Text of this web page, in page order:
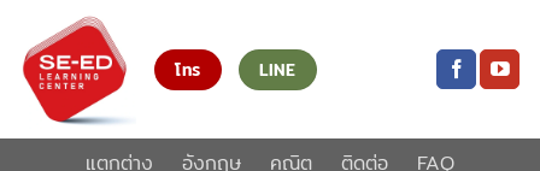
ยัง
เนื้อหา
โทร LINE
แตกต่าง อังกฤษ คณิต ติดต่อ FAQ